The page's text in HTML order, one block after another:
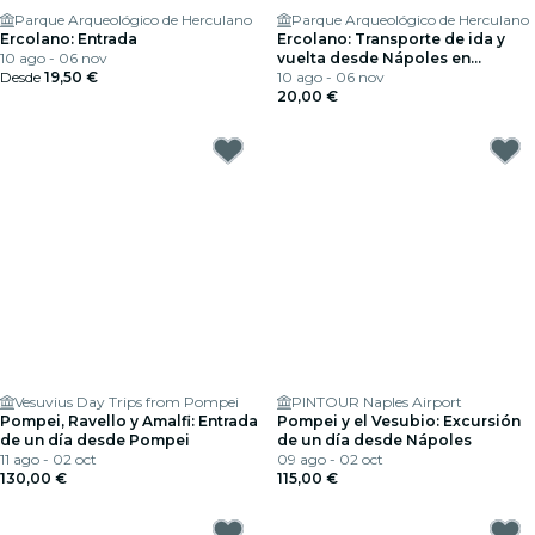
Parque Arqueológico de Herculano
Ercolano: Entrada
10 ago - 06 nov
Desde 19,50 €
Parque Arqueológico de Herculano
Ercolano: Transporte de ida y
vuelta desde Nápoles en
autobús
10 ago - 06 nov
20,00 €
Vesuvius Day Trips from Pompei
Pompei, Ravello y Amalfi: Entrada
de un día desde Pompei
11 ago - 02 oct
130,00 €
PINTOUR Naples Airport
Pompei y el Vesubio: Excursión
de un día desde Nápoles
09 ago - 02 oct
115,00 €